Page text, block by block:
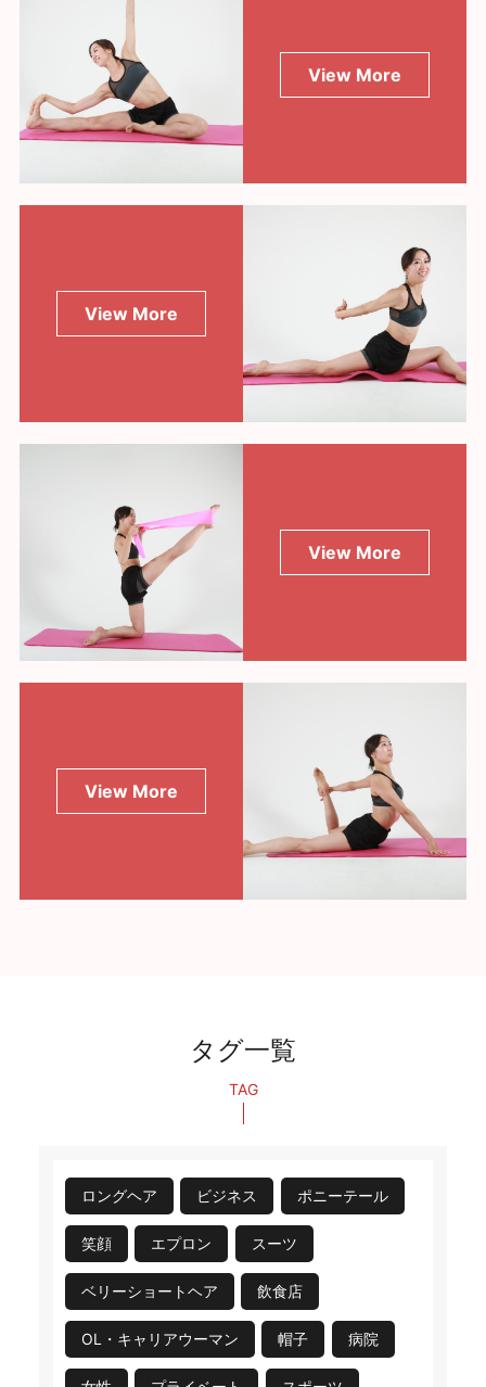
View More
View More
View More
View More
タグ一覧
TAG
ロングヘア ビジネス ポニーテール
笑顔 エプロン スーツ
ベリーショートヘア 飲食店
OL・キャリアウーマン 帽子 病院